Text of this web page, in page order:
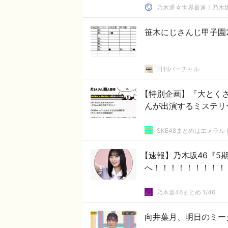
乃木通☆世界最速！乃木
笹木にじさんじ甲子
日刊バーチャル
【特別企画】『大と
んが出演するミステ
SKE48まとめはエメラル
【速報】乃木坂46『5
へ！！！！！！！！
乃木坂46まとめ 1/46
向井葉月、明日のミ